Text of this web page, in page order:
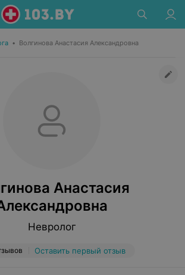
• Волгинова Анастасия Александровна
Анастасия
Невролог
Оставить первый отзыв